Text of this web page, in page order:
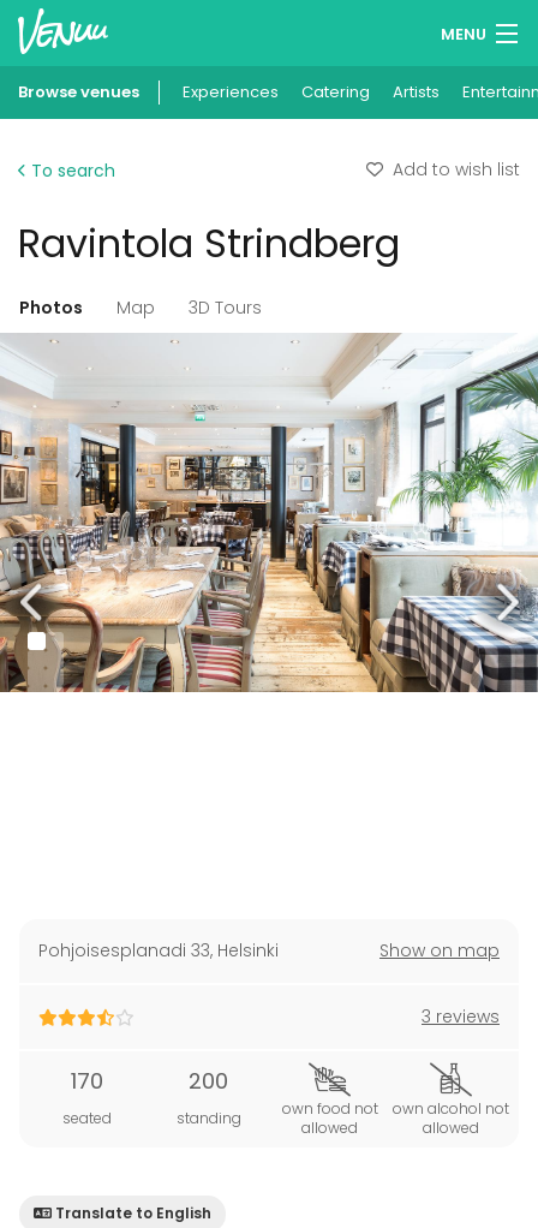
MENU
Wish lists
Add your venue
Browse venues Experiences Catering Artists
To search Add to wish list
Ravintola Strindberg
Photos Map 3D Tours
Pohjoisesplanadi 33, Helsinki Show on map
3 reviews
170
seated
200
standing
own food not
allowed
own alcohol not
allowed
Translate to English